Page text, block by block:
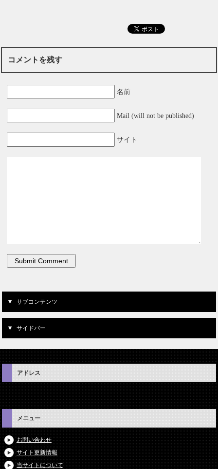
コメントを残す
名前
Mail (will not be published)
サイト
サブコンテンツ
サイドバー
アドレス
メニュー
お問い合わせ
サイト更新情報
当サイトについて